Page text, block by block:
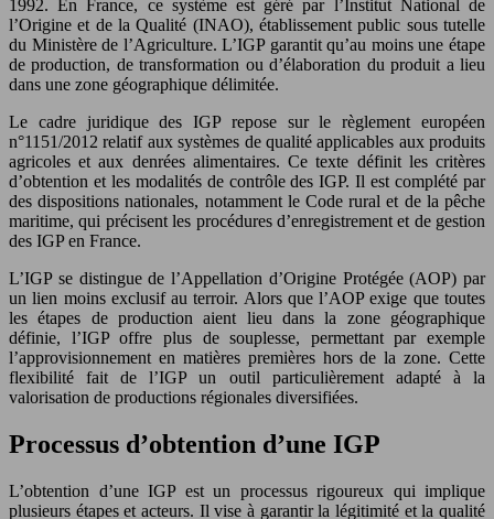
1992. En France, ce système est géré par l’Institut National de
l’Origine et de la Qualité (INAO), établissement public sous tutelle
du Ministère de l’Agriculture. L’IGP garantit qu’au moins une étape
de production, de transformation ou d’élaboration du produit a lieu
dans une zone géographique délimitée.
Le cadre juridique des IGP repose sur le règlement européen
n°1151/2012 relatif aux systèmes de qualité applicables aux produits
agricoles et aux denrées alimentaires. Ce texte définit les critères
d’obtention et les modalités de contrôle des IGP. Il est complété par
des dispositions nationales, notamment le Code rural et de la pêche
maritime, qui précisent les procédures d’enregistrement et de gestion
des IGP en France.
L’IGP se distingue de l’Appellation d’Origine Protégée (AOP) par
un lien moins exclusif au terroir. Alors que l’AOP exige que toutes
les étapes de production aient lieu dans la zone géographique
définie, l’IGP offre plus de souplesse, permettant par exemple
l’approvisionnement en matières premières hors de la zone. Cette
flexibilité fait de l’IGP un outil particulièrement adapté à la
valorisation de productions régionales diversifiées.
Processus d’obtention d’une IGP
L’obtention d’une IGP est un processus rigoureux qui implique
plusieurs étapes et acteurs. Il vise à garantir la légitimité et la qualité